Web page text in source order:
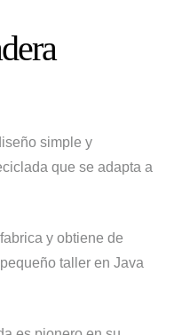
simple y
que se adapta a
y obtiene de
taller en Java